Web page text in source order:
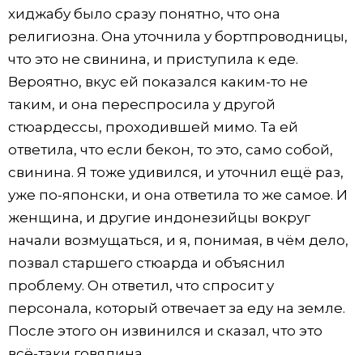
хиджабу было сразу понятно, что она
религиозна. Она уточнила у бортпроводницы,
что это не свинина, и приступила к еде.
Вероятно, вкус ей показался каким-то не
таким, и она переспросила у другой
стюардессы, проходившей мимо. Та ей
ответила, что если бекон, то это, само собой,
свинина. Я тоже удивился, и уточнил ещё раз,
уже по-японски, и она ответила то же самое. И
женщина, и другие индонезийцы вокруг
начали возмущаться, и я, понимая, в чём дело,
позвал старшего стюарда и объяснил
проблему. Он ответил, что спросит у
персонала, который отвечает за еду на земле.
После этого он извинился и сказал, что это